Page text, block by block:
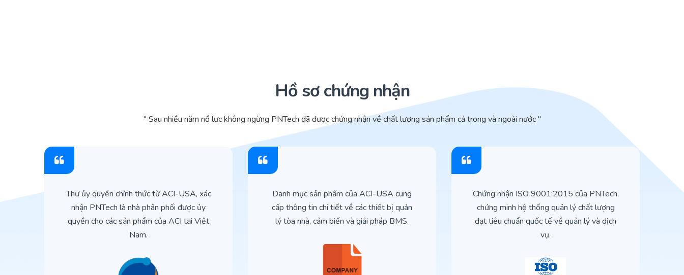
Hồ sơ chứng nhận
" Sau nhiều năm nổ lực không ngừng PNTech đã được chứng nhận về chất lượng sản phẩm cả trong và ngoài nước "
Thư ủy quyền chính thức từ ACI-USA, xác
nhận PNTech là nhà phân phối được ủy
quyền cho các sản phẩm của ACI tại Việt
Nam.
Danh mục sản phẩm của ACI-USA cung
cấp thông tin chi tiết về các thiết bị quản
lý tòa nhà, cảm biến và giải pháp BMS.
Chứng nhận ISO 9001:2015 của PNTech,
chứng minh hệ thống quản lý chất lượng
đạt tiêu chuẩn quốc tế về quản lý và dịch
vụ.